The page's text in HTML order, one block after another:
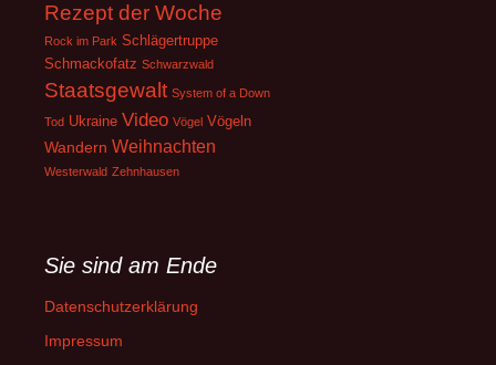
Rezept der Woche
Rock im Park Schlägertruppe
Schmackofatz Schwarzwald
Staatsgewalt System of a Down
Tod Ukraine Video Vögel Vögeln
Wandern Weihnachten
Westerwald Zehnhausen
Sie sind am Ende
Datenschutzerklärung
Impressum